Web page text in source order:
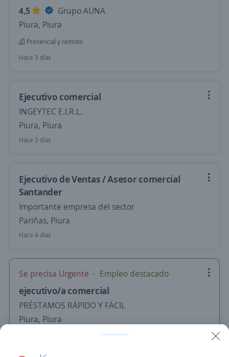
4,5
Grupo AUNA
Piura, Piura
Presencial y remoto
Hace 3 días
Ejecutivo comercial
INGEYTEC E.I.R.L.
Piura, Piura
Hace 3 días
Ejecutivo de Ventas / Asesor comercial
Santander
Importante empresa del sector
Pariñas, Piura
Hace 4 días
Se precisa Urgente Empleo destacado
ejecutivo/a comercial
PRÉSTAMOS RÁPIDO Y FÁCIL
Piura, Piura
Hace 4 días